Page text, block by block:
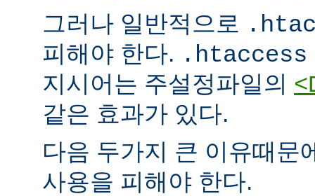
그러나 일반적으로
피해야 한다. .htaccess
지시어는 주설정파일의
같은 효과가 있다.
다음 두가지 큰 이유때문
사용을 피해야 한다.